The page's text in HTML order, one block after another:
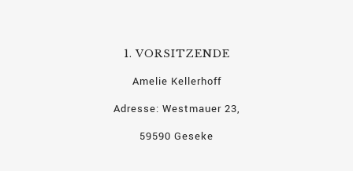
1. VORSITZENDE
Amelie Kellerhoff
Adresse: Westmauer 23,
59590 Geseke